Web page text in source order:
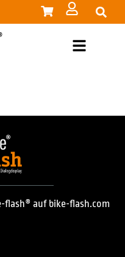
flash® auf bike-flash.com